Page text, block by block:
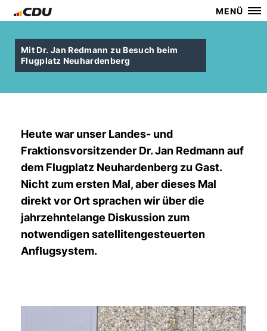
MENÜ
Mit Dr. Jan Redmann zu Besuch beim
Flugplatz Neuhardenberg
Heute war unser Landes- und
Fraktionsvorsitzender Dr. Jan Redmann auf
dem Flugplatz Neuhardenberg zu Gast.
Nicht zum ersten Mal, aber dieses Mal
direkt vor Ort sprachen wir über die
jahrzehntelange Diskussion zum
notwendigen satellitengesteuerten
Anflugsystem.